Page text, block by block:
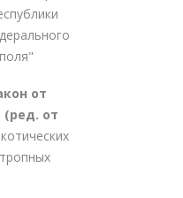
от
(ред. от